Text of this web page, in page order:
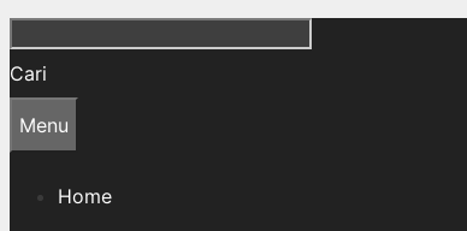
Cari
Menu
Home